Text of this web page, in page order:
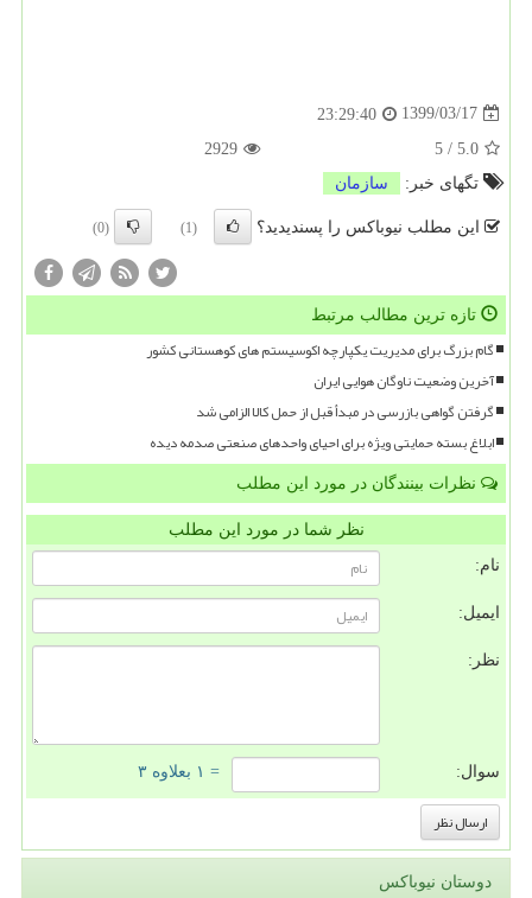
1399/03/17
23:29:40
5.0
/
5
2929
تگهای خبر:
سازمان
این مطلب نیوباکس را پسندیدید؟ (1)
(0)
تازه ترین مطالب مرتبط
گام بزرگ برای مدیریت یکپارچه اکوسیستم های کوهستانی کشور
آخرین وضعیت ناوگان هوایی ایران
گرفتن گواهی بازرسی در مبدأ قبل از حمل کالا الزامی شد
ابلاغ بسته حمایتی ویژه برای احیای واحدهای صنعتی صدمه دیده
نظرات بینندگان در مورد این مطلب
نظر شما در مورد این مطلب
نام:
ایمیل:
نظر:
سوال: = ۱ بعلاوه ۳
دوستان نیوباکس